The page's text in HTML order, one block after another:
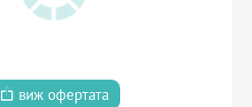
виж офертата